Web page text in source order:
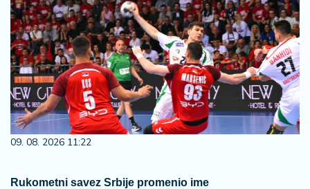
09. 08. 2026 11:22
Rukometni savez Srbije promenio ime